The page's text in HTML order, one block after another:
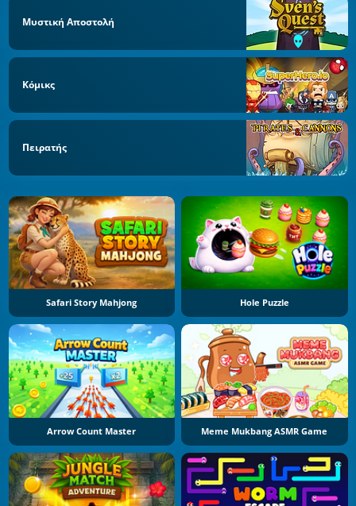
Μυστική Αποστολή
Κόμικς
Πειρατής
Safari Story Mahjong Hole Puzzle
Arrow Count Master Meme Mukbang ASMR Game